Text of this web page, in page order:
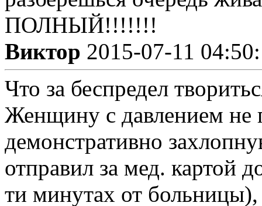
ПОЛНЫЙ!!!!!!!
Виктор 2015-07-11
Что за беспредел
Женщину с давлением
демонстративно
отправил за мед. картой
ти минутах от